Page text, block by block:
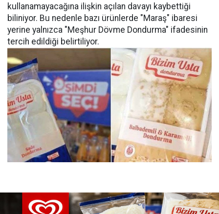
kullanamayacağına ilişkin açılan davayı kaybettiği
biliniyor. Bu nedenle bazı ürünlerde "Maraş" ibaresi
yerine yalnızca "Meşhur Dövme Dondurma" ifadesinin
tercih edildiği belirtiliyor.